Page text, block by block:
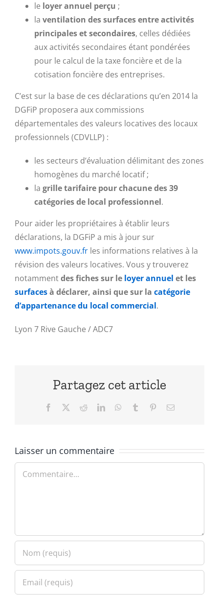
le loyer annuel perçu ;
la ventilation des surfaces entre activités
principales et secondaires, celles dédiées
aux activités secondaires étant pondérées
pour le calcul de la taxe foncière et de la
cotisation foncière des entreprises.
C’est sur la base de ces déclarations qu’en 2014 la
DGFiP proposera aux commissions
départementales des valeurs locatives des locaux
professionnels (CDVLLP) :
les secteurs d’évaluation délimitant des zones
homogènes du marché locatif ;
la grille tarifaire pour chacune des 39
catégories de local professionnel.
Pour aider les propriétaires à établir leurs
déclarations, la DGFiP a mis à jour sur
www.impots.gouv.fr les informations relatives à la
révision des valeurs locatives. Vous y trouverez
notammentdes fiches sur le loyer annuel et les
surfacesà déclarer, ainsi que sur la catégorie
d’appartenance du local commercial.
Lyon 7 Rive Gauche / ADC7
Partagez cet article
Facebook RedditLinkedInWhatsApp
Tumblr PinterestEmail
Laisser un commentaire
Commentaire